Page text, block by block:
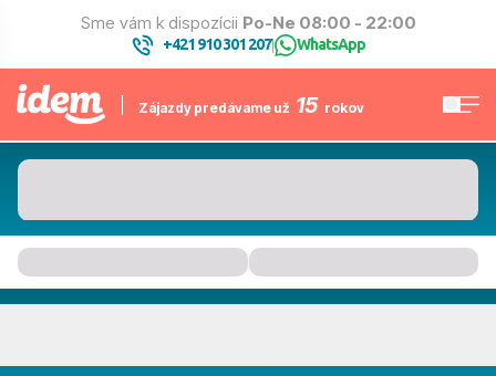
Sme vám k dispozícii Po-Ne 08:00 - 22:00
+421 910 301 207| WhatsApp
Zájazdy predávame už 15 rokov